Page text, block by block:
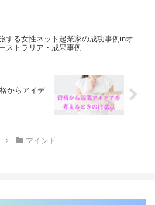
する女性ネット起業家の成功事例inオ
ストラリア・成果事例
からアイデ
マインド